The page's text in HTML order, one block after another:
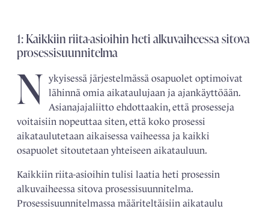
1: Kaikkiin riita-asioihin heti alkuvaiheessa sitova
prosessisuunnitelma
N ykyisessä järjestelmässä osapuolet optimoivat
lähinnä omia aikataulujaan ja ajankäyttöään.
Asianajajaliitto ehdottaakin, että prosesseja
voitaisiin nopeuttaa siten, että koko prosessi
aikataulutetaan aikaisessa vaiheessa ja kaikki
osapuolet sitoutetaan yhteiseen aikatauluun.
Kaikkiin riita-asioihin tulisi laatia heti prosessin
alkuvaiheessa sitova prosessisuunnitelma.
Prosessisuunnitelmassa määriteltäisiin aikataulu